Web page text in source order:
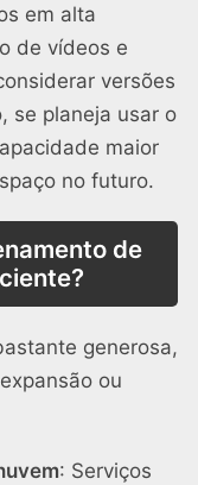
em alta
de vídeos e
versões
se planeja usar o
maior
no futuro.
de
generosa,
ou
: Serviços